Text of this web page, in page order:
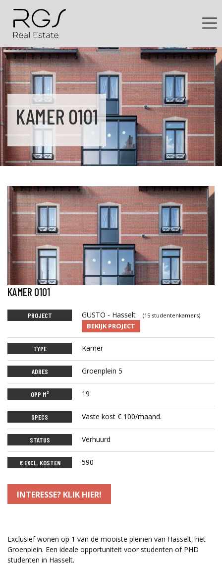
KAMER 0101
KAMER 0101
PROJECT GUSTO - Hasselt (15 studentenkamers)
BEKIJK PROJECT
TYPE Kamer
ADRES Groenplein 5
OPP M² 19
SPECS Vaste kost € 100/maand.
STATUS Verhuurd
€ EXCL. KOSTEN 590
INTERESSE? KLIK HIER!
Exclusief wonen op 1 van de mooiste pleinen van Hasselt, het
Groenplein. Een ideale opportuniteit voor studenten of PHD
studenten in Hasselt.